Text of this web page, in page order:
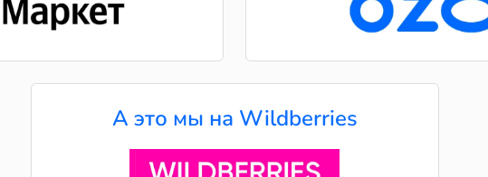
А это мы на Wildberries